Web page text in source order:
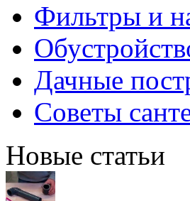
Фильтры и
Дачные
Советы
Новые статьи